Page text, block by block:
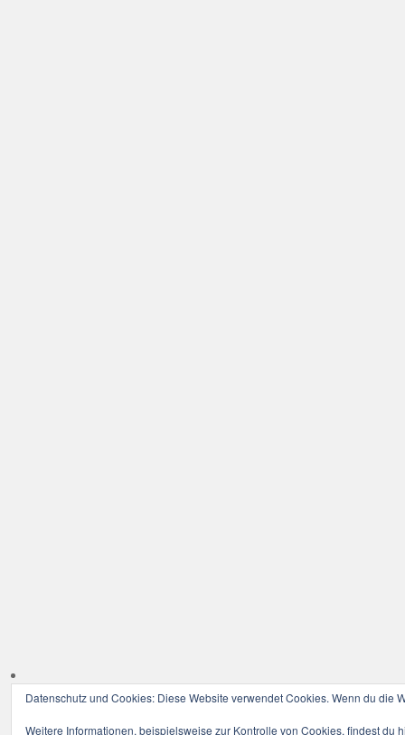
Datenschutz und Cookies: Diese Website verwendet Cookies. Wenn du die
Weitere Informationen, beispielsweise zur Kontrolle von Cookies, findest du